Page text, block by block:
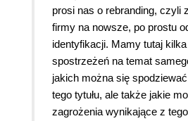
prosi nas o rebranding, czyli
firmy na nowsze, po prostu
identyfikacji. Mamy tutaj
spostrzeżeń na temat
jakich można się
tego tytułu, ale także jakie
zagrożenia wynikające z